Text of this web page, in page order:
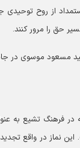
از روح توحیدی
حق را مرور کنند.
مسعود موسوی در
فرهنگ تشیع به
نماز در واقع